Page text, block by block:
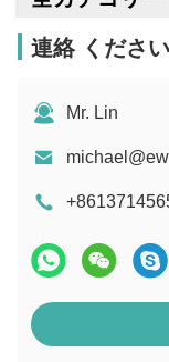
連絡 ください
Mr. Lin